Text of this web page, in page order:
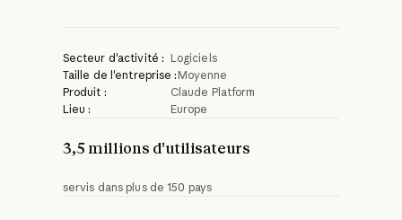
Secteur d'activité : Logiciels
Taille de l'entreprise : Moyenne
Produit :
Claude Platform
Lieu :
Europe
3,5 millions d'utilisateurs
servis dans plus de 150 pays